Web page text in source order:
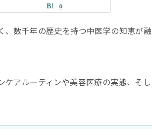
0
数千年の歴史を持つ中医学の知恵が融
アルーティンや美容医療の実態、そし